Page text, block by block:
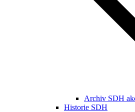
Archiv SDH
Historie SDH